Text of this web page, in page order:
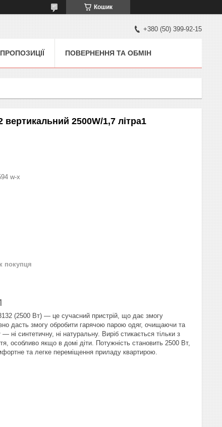
Кошик
+380 (50) 399-92-15
ПОВЕРНЕННЯ ТА ОБМІН
2500W/1,7 літра1
w-x
покупця
(2500 Вт) — це сучасний пристрій, що дає змогу
дасть змогу обробити гарячою парою одяг, очищаючи та
синтетичну, ні натуральну. Виріб стикається тільки з
особливо якщо в домі діти. Потужність становить 2500 Вт,
та легке переміщення приладу квартирою.